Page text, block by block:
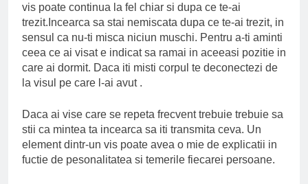
vis poate continua la fel chiar si dupa ce te-ai
trezit.Incearca sa stai nemiscata dupa ce te-ai trezit, in
sensul ca nu-ti misca niciun muschi. Pentru a-ti aminti
ceea ce ai visat e indicat sa ramai in aceeasi pozitie in
care ai dormit. Daca iti misti corpul te deconectezi de
la visul pe care l-ai avut .
Daca ai vise care se repeta frecvent trebuie trebuie sa
stii ca mintea ta incearca sa iti transmita ceva. Un
element dintr-un vis poate avea o mie de explicatii in
fuctie de pesonalitatea si temerile fiecarei persoane.